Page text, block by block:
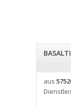
aus